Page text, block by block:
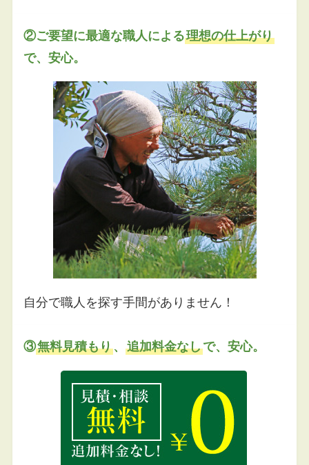
②ご要望に最適な職人による理想の仕上がり
で、安心。
自分で職人を探す手間がありません！
③無料見積もり、追加料金なしで、安心。